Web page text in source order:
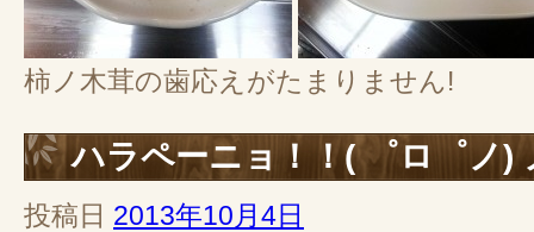
柿ノ木茸の歯応えがたまりません!
ハラペーニョ！！( ゜ロ゜ノ)
投稿日 2013年10月4日